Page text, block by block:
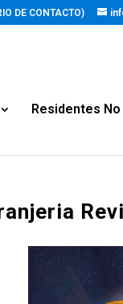
DE CONTACTO)
Residentes